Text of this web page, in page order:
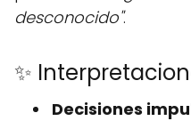
desconocido".
✨
Decisiones